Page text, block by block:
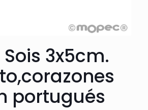
3x5cm.
portugués